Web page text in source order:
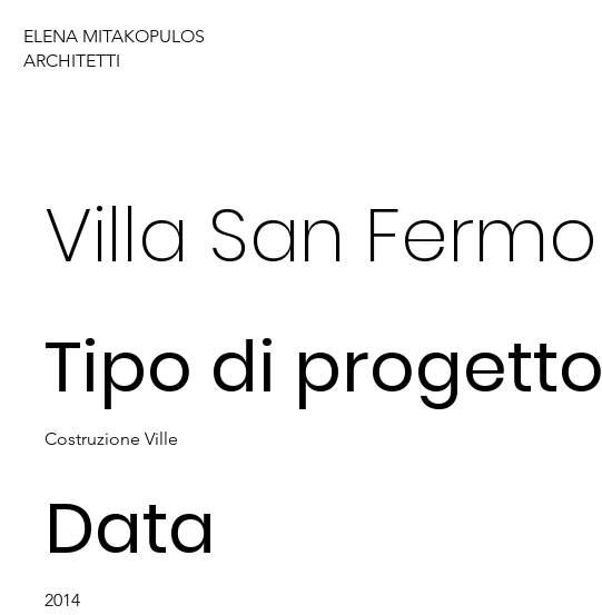
ELENA MITAKOPULOS
ARCHITETTI
Villa San Fermo
Tipo di progetto
Costruzione Ville
Data
2014